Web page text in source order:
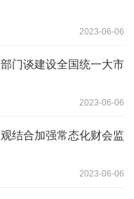
2023-06-06
门谈建设全国统一大市
2023-06-06
结合加强常态化财会监
2023-06-06